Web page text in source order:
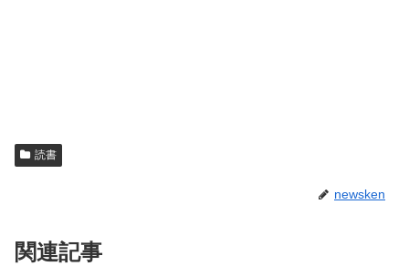
読書
newsken
関連記事